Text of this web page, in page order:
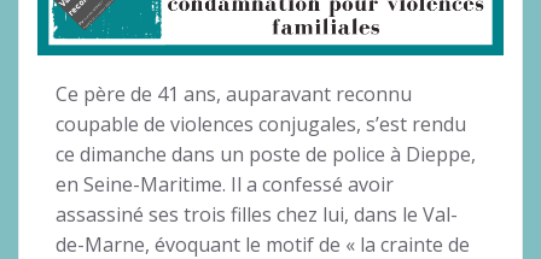
Ce père de 41 ans, auparavant reconnu
coupable de violences conjugales, s’est rendu
ce dimanche dans un poste de police à Dieppe,
en Seine-Maritime. Il a confessé avoir
assassiné ses trois filles chez lui, dans le Val-
de-Marne, évoquant le motif de « la crainte de